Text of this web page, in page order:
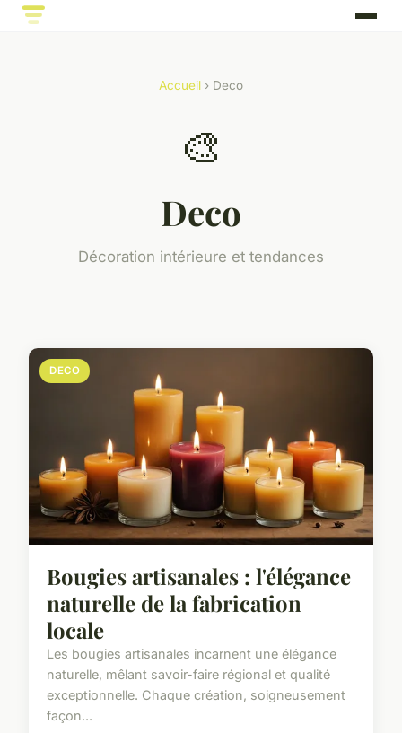
Accueil › Deco
🎨
Deco
Décoration intérieure et tendances
DECO
Bougies artisanales : l'élégance
naturelle de la fabrication
locale
Les bougies artisanales incarnent une élégance
naturelle, mêlant savoir-faire régional et qualité
exceptionnelle. Chaque création, soigneusement
façon...